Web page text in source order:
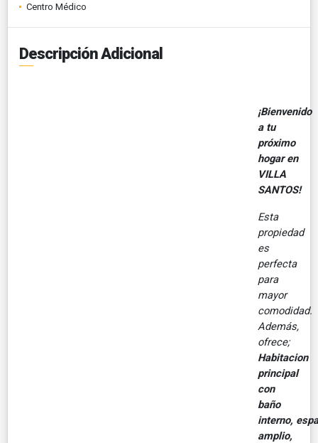
Centro Médico
Descripción Adicional
¡Bienvenido
a tu
próximo
hogar en
VILLA
SANTOS!
Esta
propiedad
es
perfecta
para
mayor
comodidad.
Además,
ofrece;
Habitacion
principal
con
baño
interno,
amplio,